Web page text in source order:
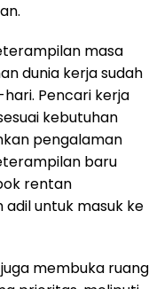
masa
dunia kerja sudah
Pencari kerja
kebutuhan
pengalaman
baru
rentan
untuk masuk ke
membuka ruang